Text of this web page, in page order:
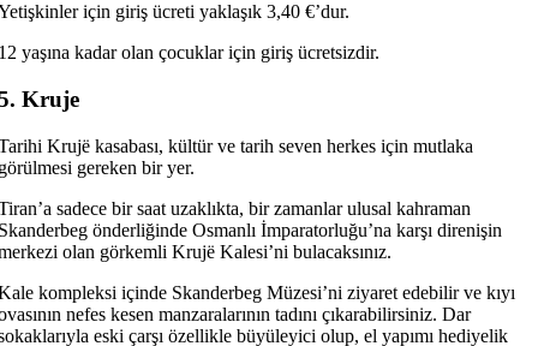
için giriş ücreti yaklaşık 3,40 €’dur.
yaşına kadar olan çocuklar için giriş ücretsizdir.
Kruje
Krujë kasabası, kültür ve tarih seven herkes için mutlaka
gereken bir yer.
sadece bir saat uzaklıkta, bir zamanlar ulusal kahraman
önderliğinde Osmanlı İmparatorluğu’na karşı direnişin
olan görkemli Krujë Kalesi’ni bulacaksınız.
kompleksi içinde Skanderbeg Müzesi’ni ziyaret edebilir ve kıyı
nefes kesen manzaralarının tadını çıkarabilirsiniz. Dar
eski çarşı özellikle büyüleyici olup, el yapımı hediyelik